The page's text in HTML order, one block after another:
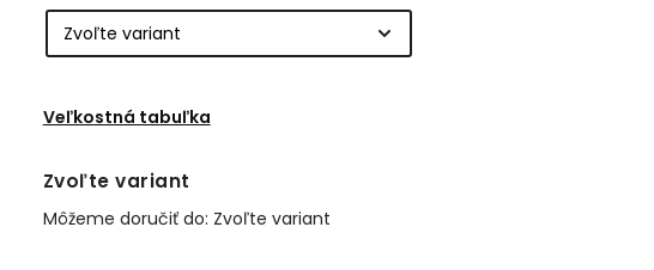
Veľkostná tabuľka
Zvoľte variant
Môžeme doručiť do: Zvoľte variant